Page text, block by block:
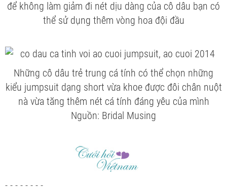
để không làm giảm đi nét dịu dàng của cô dâu bạn có
thể sử dụng thêm vòng hoa đội đầu
Những cô dâu trẻ trung cá tính có thể chọn những
kiểu jumpsuit dạng short vừa khoe được đôi chân nuột
nà vừa tăng thêm nét cá tính đáng yêu của mình
Nguồn: Bridal Musing
- - - - - - - -